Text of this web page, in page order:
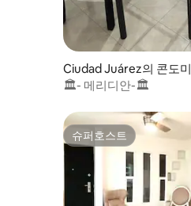
Ciudad Juárez의 콘도
🏛- 메리디안-🏛
슈퍼호스트
슈퍼호스트